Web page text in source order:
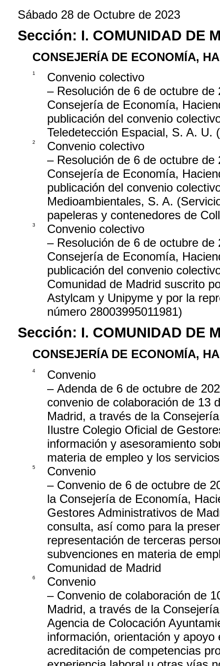
Sábado 28 de Octubre de 2023
Sección: I. COMUNIDAD DE
CONSEJERÍA DE ECONOMÍA,
1
Convenio colectivo
– Resolución de 6 de octubre
Consejería de Economía,
publicación del convenio
Teledetección Espacial, S. A. U.
2
Convenio colectivo
– Resolución de 6 de octubre
Consejería de Economía,
publicación del convenio
Medioambientales, S. A.
papeleras y contenedores de
3
Convenio colectivo
– Resolución de 6 de octubre
Consejería de Economía,
publicación del convenio
Comunidad de Madrid suscrito
Astylcam y Unipyme y por la
número 28003995011981)
Sección: I. COMUNIDAD DE
CONSEJERÍA DE ECONOMÍA,
4
Convenio
– Adenda de 6 de octubre de
convenio de colaboración de 13
Madrid, a través de la
Ilustre Colegio Oficial de
información y asesoramiento
materia de empleo y los
5
Convenio
– Convenio de 6 de octubre de
la Consejería de Economía,
Gestores Administrativos de
consulta, así como para la
representación de terceras
subvenciones en materia de
Comunidad de Madrid
6
Convenio
– Convenio de colaboración de
Madrid, a través de la
Agencia de Colocación
información, orientación y
acreditación de competencias